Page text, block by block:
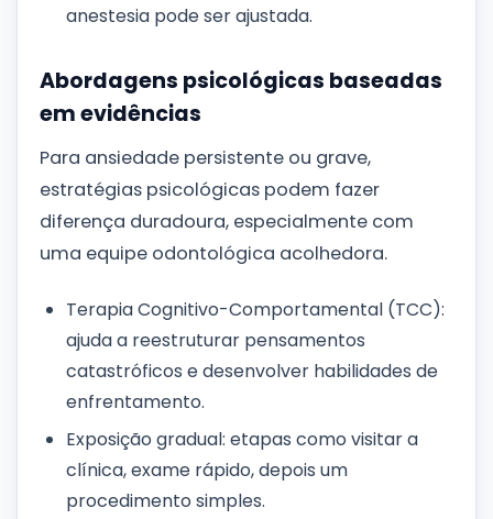
anestesia pode ser ajustada.
Abordagens psicológicas baseadas
em evidências
Para ansiedade persistente ou grave,
estratégias psicológicas podem fazer
diferença duradoura, especialmente com
uma equipe odontológica acolhedora.
Terapia Cognitivo-Comportamental (TCC):
ajuda a reestruturar pensamentos
catastróficos e desenvolver habilidades de
enfrentamento.
Exposição gradual: etapas como visitar a
clínica, exame rápido, depois um
procedimento simples.